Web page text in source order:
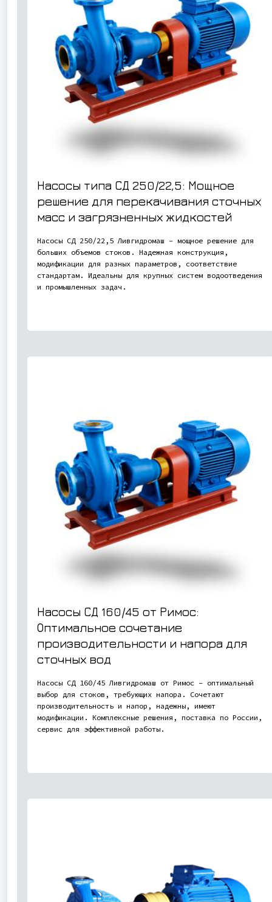
Насосы типа СД 250/22,5: Мощное
решение для перекачивания сточных
масс и загрязненных жидкостей
Насосы СД 250/22,5 Ливгидромаш – мощное решение для
больших объемов стоков. Надежная конструкция,
модификации для разных параметров, соответствие
стандартам. Идеальны для крупных систем водоотведения
и промышленных задач.
Насосы СД 160/45 от Римос:
Оптимальное сочетание
производительности и напора для
сточных вод
Насосы СД 160/45 Ливгидромаш от Римос – оптимальный
выбор для стоков, требующих напора. Сочетают
производительность и напор, надежны, имеют
модификации. Комплексные решения, поставка по России,
сервис для эффективной работы.